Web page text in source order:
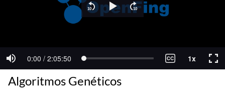
Algoritmos Genéticos